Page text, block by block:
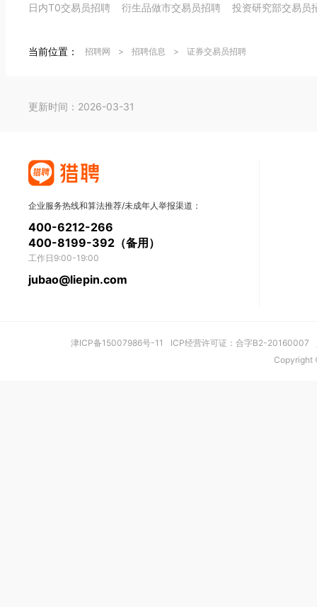
日内T0交易员招聘 衍生品做市交易员招聘 投资研究部交易员
当前位置： 招聘网 > 招聘信息 > 证券交易员招聘
更新时间：2026-03-31